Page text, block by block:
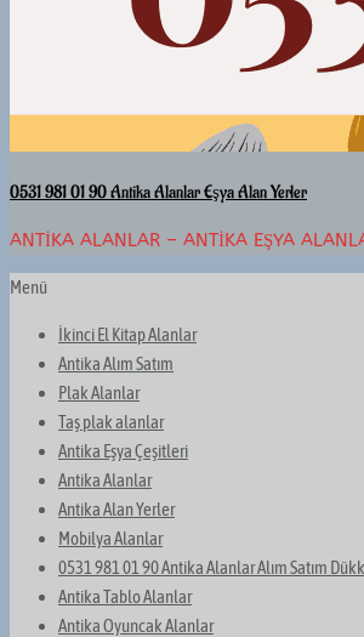
0531 981 01 90 Antika Alanlar Eşya Alan Yerler
ANTIKA ALANLAR – ANTIKA EŞYA
Menü
İkinci El Kitap Alanlar
Antika Alım Satım
Plak Alanlar
Taş plak alanlar
Antika Eşya Çeşitleri
Antika Alanlar
Antika Alan Yerler
Mobilya Alanlar
0531 981 01 90 Antika Alanlar Alım Satım
Antika Tablo Alanlar
Antika Oyuncak Alanlar